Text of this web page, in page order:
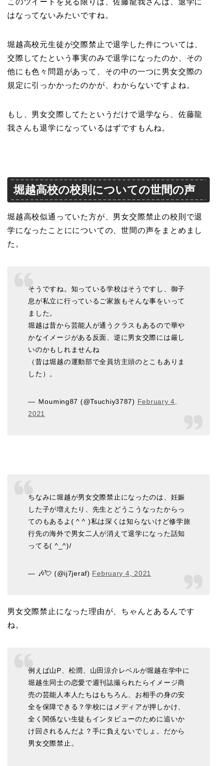
このツイートを見る限りは、佐藤龍我さんは、退学に
はなってないみたいですね。
堀越高校元生徒が交際禁止で退学した件については、
交際してたという事実のみで退学になったのか、その
他にも色々問題があって、その中の一つに男女交際の
規定に引っかかったのかが、わからないですよね。
もし、男女交際してたというだけで退学なら、佐藤龍
我さんも退学になっているはずですもんね。
堀越高校の校則についての世間の声
堀越高校似通っていた方が、男女交際禁止の校則で退
学になったことにについての、世間の声をまとめまし
た。
そうですね。知っている学校はそうですし、御子
息が私立に行っているご家族もそんな事をいって
ました。
堀越は昔から芸能人が通うクラスもあるので華や
かなイメージがある反面、逆に男女交際には厳し
いのかもしれませんね
（昔は堀越の運動部で全員坊主頭のとこもありま
した）。
— Ｍouming87 (@Tsuchiy3787) February 4,
2021
ちなみに堀越が男女交際禁止になったのは、妊娠
した子が増えたり、先生とどうこうなったからっ
てのもあるよ( ^ ^ )私は深くは知らないけど修学旅
行先の海外で男女二人が消えて退学になった話知
ってる( ^_^)/
— 🎶💘 (@ij7jeraf) February 4, 2021
男女交際禁止になった理由が、ちゃんとあるんです
ね。
例えば山P、松潤、山田涼介レベルが堀越在学中に
堀越生同士の恋愛で週刊誌撮られたらイメージ商
売の芸能人本人たちはもちろん、お相手の身の安
全を保障できる？学校にはメディアが押しかけ、
全く関係ない生徒もインタビューのために追いか
け回されるんだよ？手に負えないでしょ。だから
男女交際禁止。